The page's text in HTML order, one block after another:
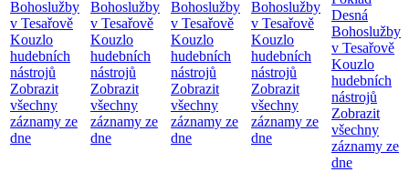
Bohoslužby
v Tesařově
Kouzlo
hudebních
nástrojů
Zobrazit
všechny
záznamy ze
dne
Bohoslužby
v Tesařově
Kouzlo
hudebních
nástrojů
Zobrazit
všechny
záznamy ze
dne
Bohoslužby
v Tesařově
Kouzlo
hudebních
nástrojů
Zobrazit
všechny
záznamy ze
dne
Bohoslužby
v Tesařově
Kouzlo
hudebních
nástrojů
Zobrazit
všechny
záznamy ze
dne
Desná
Bohoslužby
v Tesařově
Kouzlo
hudebních
nástrojů
Zobrazit
všechny
záznamy ze
dne